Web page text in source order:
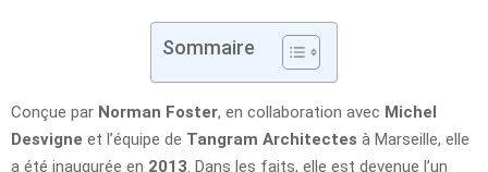
Sommaire
Conçue par Norman Foster, en collaboration avec Michel
Desvigne et l’équipe de Tangram Architectes à Marseille, elle
a été inaugurée en 2013 . Dans les faits, elle est devenue l’un